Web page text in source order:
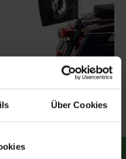
Über Cookies
Harley Davidson
POW/MIA Fahnen-Kit
94902-03
32,57 €
31,59 €
Merken